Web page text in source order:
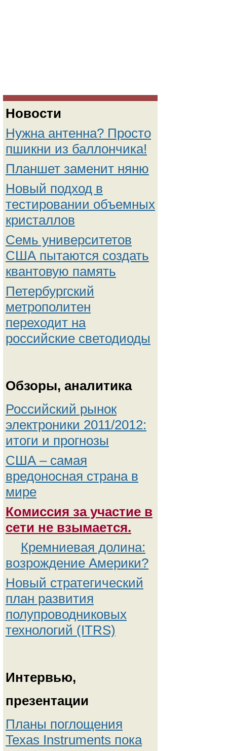
Новости
Нужна антенна? Просто
пшикни из баллончика!
Планшет заменит няню
Новый подход в
тестировании объемных
кристаллов
Семь университетов
США пытаются создать
квантовую память
Петербургский
метрополитен
переходит на
российские светодиоды
Обзоры, аналитика
Российский рынок
электроники 2011/2012:
итоги и прогнозы
США – самая
вредоносная страна в
мире
Комиссия за участие в
сети не взымается.
Кремниевая долина:
возрождение Америки?
Новый стратегический
план развития
полупроводниковых
технологий (ITRS)
Интервью,
презентации
Планы поглощения
Texas Instruments пока